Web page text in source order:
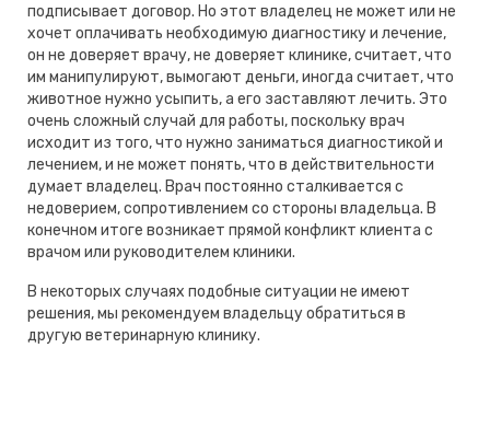
подписывает договор. Но этот владелец не может или не
хочет оплачивать необходимую диагностику и лечение,
он не доверяет врачу, не доверяет клинике, считает, что
им манипулируют, вымогают деньги, иногда считает, что
животное нужно усыпить, а его заставляют лечить. Это
очень сложный случай для работы, поскольку врач
исходит из того, что нужно заниматься диагностикой и
лечением, и не может понять, что в действительности
думает владелец. Врач постоянно сталкивается с
недоверием, сопротивлением со стороны владельца. В
конечном итоге возникает прямой конфликт клиента с
врачом или руководителем клиники.
В некоторых случаях подобные ситуации не имеют
решения, мы рекомендуем владельцу обратиться в
другую ветеринарную клинику.